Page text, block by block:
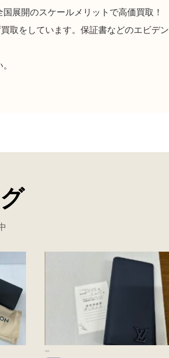
展開のスケールメリットで高価買取！
取をしています。保証書などのエビデン